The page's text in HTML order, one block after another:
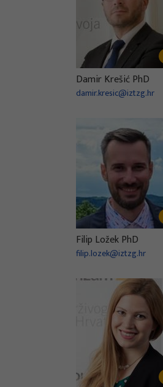
Damir Krešić PhD
damir.kresic@iztzg.hr
Filip Ložek PhD
filip.lozek@iztzg.hr